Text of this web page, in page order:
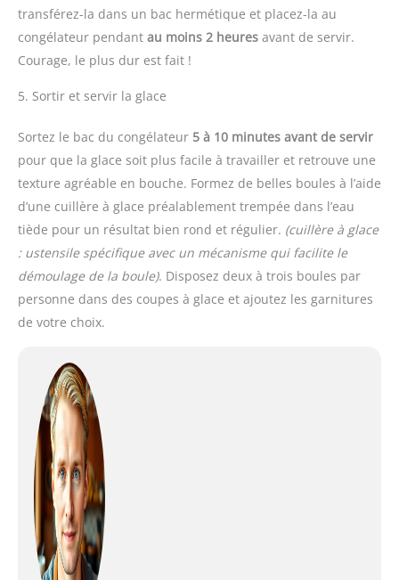
transférez-la dans un bac hermétique et placez-la au
congélateur pendant au moins 2 heures avant de servir.
Courage, le plus dur est fait !
5. Sortir et servir la glace
Sortez le bac du congélateur 5 à 10 minutes avant de servir
pour que la glace soit plus facile à travailler et retrouve une
texture agréable en bouche. Formez de belles boules à l’aide
d’une cuillère à glace préalablement trempée dans l’eau
tiède pour un résultat bien rond et régulier. (cuillère à glace
: ustensile spécifique avec un mécanisme qui facilite le
démoulage de la boule). Disposez deux à trois boules par
personne dans des coupes à glace et ajoutez les garnitures
de votre choix.